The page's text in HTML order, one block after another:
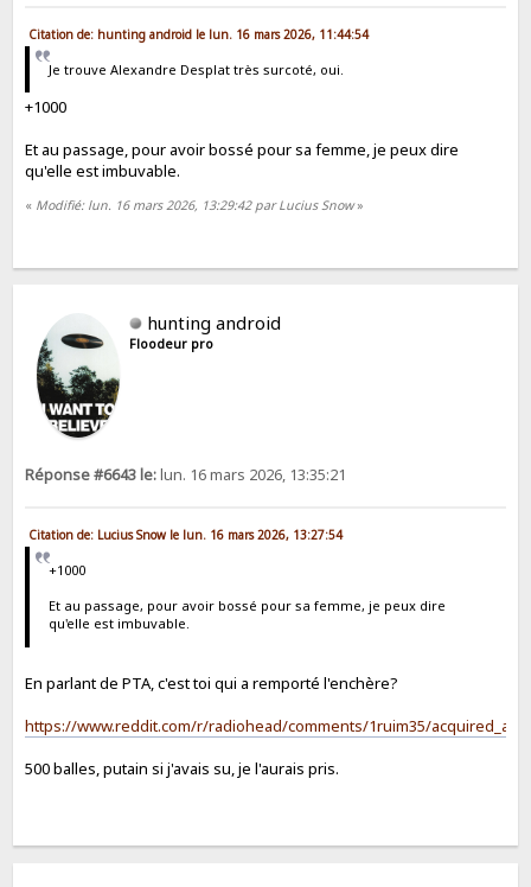
Citation de: hunting android le lun. 16 mars 2026, 11:44:54
Je trouve Alexandre Desplat très surcoté, oui.
+1000
Et au passage, pour avoir bossé pour sa femme, je peux dire
qu'elle est imbuvable.
« Modifié: lun. 16 mars 2026, 13:29:42 par Lucius Snow»
hunting android
Floodeur pro
Réponse #6643 le:lun. 16 mars 2026, 13:35:21
Citation de: Lucius Snow le lun. 16 mars 2026, 13:27:54
+1000
Et au passage, pour avoir bossé pour sa femme, je peux dire
qu'elle est imbuvable.
En parlant de PTA, c'est toi qui a remporté l'enchère?
https://www.reddit.com/r/radiohead/comments/1ruim35/
500 balles, putain si j'avais su, je l'aurais pris.